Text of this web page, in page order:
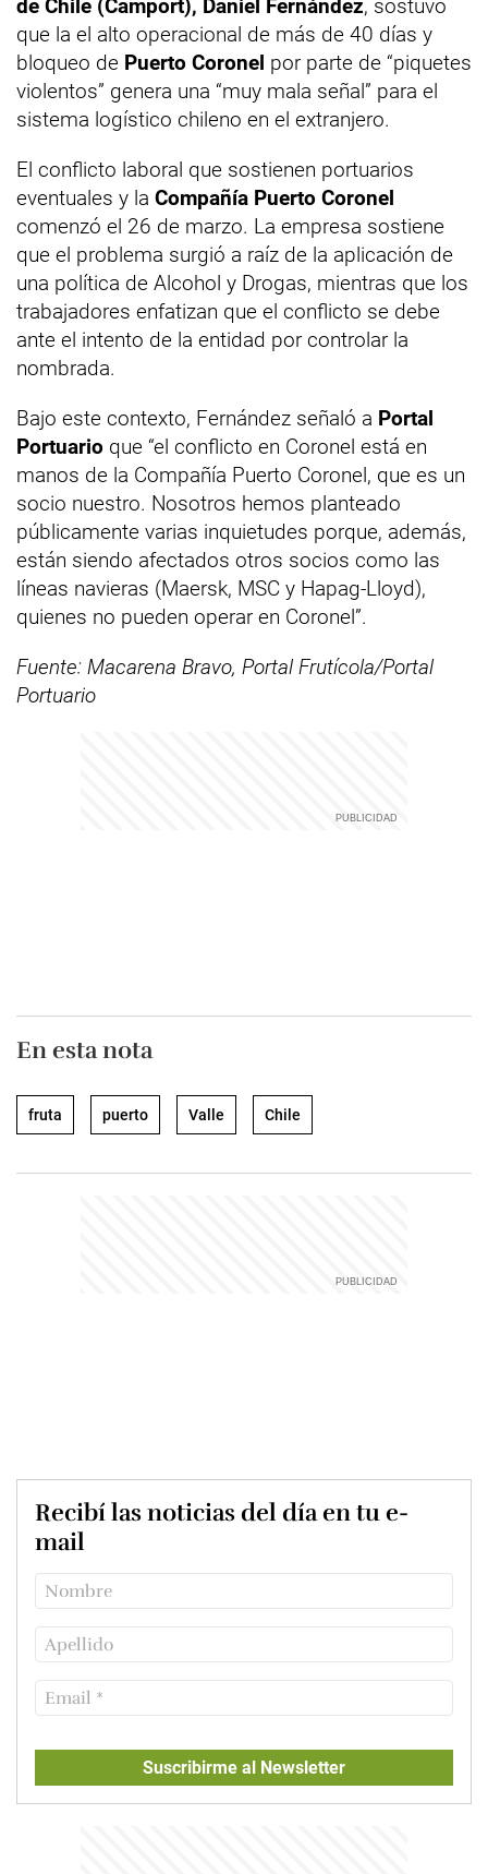
de Chile (Camport), Daniel Fernández, sostuvo
que la el alto operacional de más de 40 días y
bloqueo de Puerto Coronel por parte de “piquetes
violentos” genera una “muy mala señal” para el
sistema logístico chileno en el extranjero.
El conflicto laboral que sostienen portuarios
eventuales y la Compañía Puerto Coronel
comenzó el 26 de marzo. La empresa sostiene
que el problema surgió a raíz de la aplicación de
una política de Alcohol y Drogas, mientras que los
trabajadores enfatizan que el conflicto se debe
ante el intento de la entidad por controlar la
nombrada.
Bajo este contexto, Fernández señaló a Portal
Portuario que “el conflicto en Coronel está en
manos de la Compañía Puerto Coronel, que es un
socio nuestro. Nosotros hemos planteado
públicamente varias inquietudes porque, además,
están siendo afectados otros socios como las
líneas navieras (Maersk, MSC y Hapag-Lloyd),
quienes no pueden operar en Coronel”.
Fuente: Macarena Bravo, Portal Frutícola/Portal
Portuario
En esta nota
fruta puerto Valle Chile
Recibí las noticias del día en tu e-
mail
Suscribirme al Newsletter